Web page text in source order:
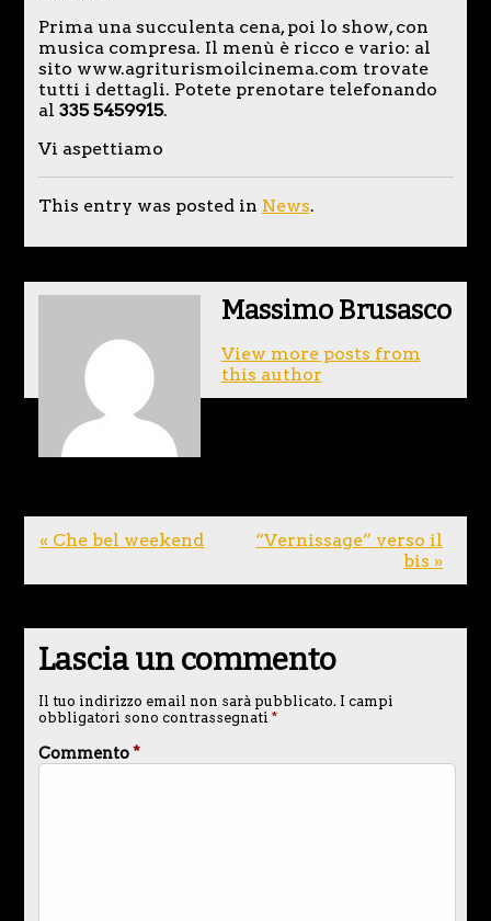
Prima una succulenta cena, poi lo show, con
musica compresa. Il menù è ricco e vario: al
sito www.agriturismoilcinema.com trovate
tutti i dettagli. Potete prenotare telefonando
al 335 5459915.
Vi aspettiamo
This entry was posted in News.
Massimo Brusasco
View more posts from
this author
« Che bel weekend
“Vernissage” verso il
bis »
Lascia un commento
Il tuo indirizzo email non sarà pubblicato. I campi
obbligatori sono contrassegnati *
Commento*